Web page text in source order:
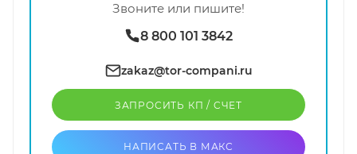
Звоните или пишите!
8 800 101 3842
zakaz@tor-compani.ru
ЗАПРОСИТЬ КП / CЧЕТ
НАПИСАТЬ В МАКС